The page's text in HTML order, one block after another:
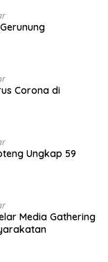
Corona di
Ungkap 59
Media Gathering